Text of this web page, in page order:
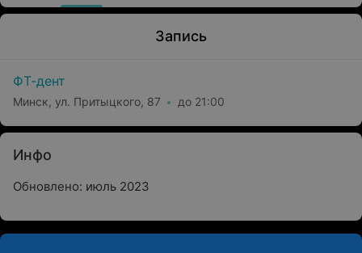
Запись
ФТ-дент
Минск, ул. Притыцкого, 87 до 21:00
Инфо
Обновлено: июль 2023